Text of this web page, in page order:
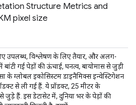
Structure Metrics and
pixel size
उपलब्ध, विश्लेषण के लिए तैयार, और अलग-
बांटी गई पेड़ों की ऊंचाई, घनत्व, बायोमास से जुड़ी
के ग्लोबल इकोसिस्टम डाइनैमिक्स इन्वेस्टिगेशन
से ली गई हैं. ये प्रॉडक्ट, 25 मीटर के
से जुड़े हैं. इस डेटासेट में, दुनिया भर के पेड़ों की